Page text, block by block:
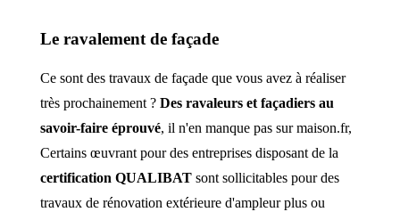
Le ravalement de façade
Ce sont des travaux de façade que vous avez à réaliser
très prochainement ? Des ravaleurs et façadiers au
savoir-faire éprouvé, il n'en manque pas sur maison.fr,
Certains œuvrant pour des entreprises disposant de la
certification QUALIBATsont sollicitables pour des
travaux de rénovation extérieure d'ampleur plus ou